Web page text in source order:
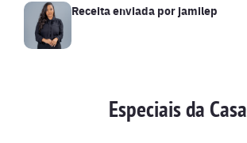
Receita enviada por jamilep
Especiais da Casa